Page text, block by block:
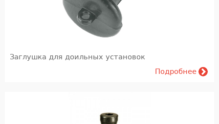
Заглушка для доильных установок
Подробнее